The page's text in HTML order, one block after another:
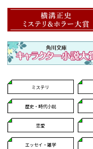
ミステリ
歴史・時代小説
恋愛
エッセイ・雑学